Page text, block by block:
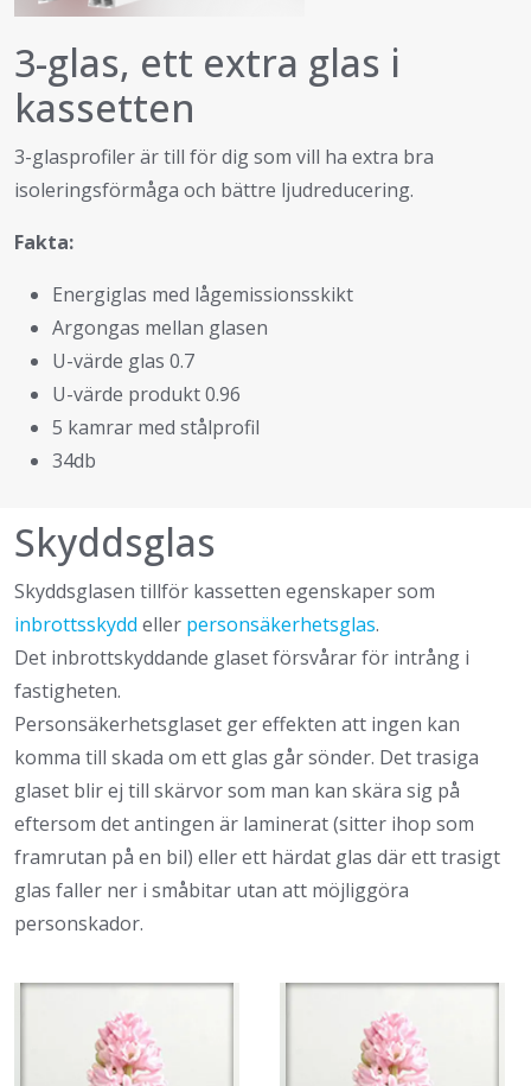
3-glas, ett extra glas i
kassetten
3-glasprofiler är till för dig som vill ha extra bra
isoleringsförmåga och bättre ljudreducering.
Fakta:
Energiglas med lågemissionsskikt
Argongas mellan glasen
U-värde glas 0.7
U-värde produkt 0.96
5 kamrar med stålprofil
34db
Skyddsglas
Skyddsglasen tillför kassetten egenskaper som
inbrottsskydd eller personsäkerhetsglas.
Det inbrottskyddande glaset försvårar för intrång i
fastigheten.
Personsäkerhetsglaset ger effekten att ingen kan
komma till skada om ett glas går sönder. Det trasiga
glaset blir ej till skärvor som man kan skära sig på
eftersom det antingen är laminerat (sitter ihop som
framrutan på en bil) eller ett härdat glas där ett trasigt
glas faller ner i småbitar utan att möjliggöra
personskador.